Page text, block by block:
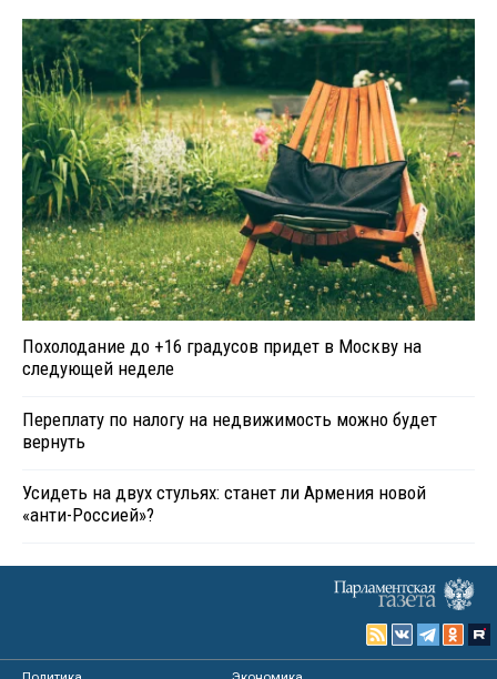
Похолодание до +16 градусов придет в Москву на
следующей неделе
Переплату по налогу на недвижимость можно будет
вернуть
Усидеть на двух стульях: станет ли Армения новой
«анти-Россией»?